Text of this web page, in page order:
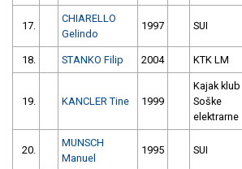
17.
CHIARELLO
Gelindo
1997 SUI
18. STANKO Filip 2004 KTK LM
19. KANCLER Tine 1999
Kajak klub
Soške
elektrarne
20.
MUNSCH
Manuel
1995 SUI